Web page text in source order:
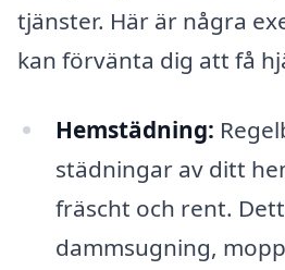
tjänster. Här är några
kan förvänta dig att få
Hemstädning:
städningar av ditt
fräscht och rent.
dammsugning,